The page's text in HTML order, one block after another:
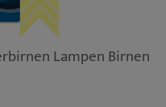
Lampen Birnen